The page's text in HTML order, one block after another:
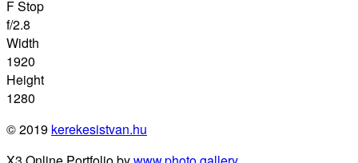
F Stop
f/2.8
Width
1920
Height
1280
© 2019 kerekesistvan.hu